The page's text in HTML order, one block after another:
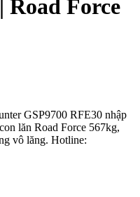
Road Force
GSP9700 RFE30 nhập
lăn Road Force 567kg,
vô lăng. Hotline: